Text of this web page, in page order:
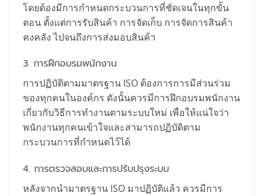
โดยต้องมีการกำหนดกระบวนการที่ชัดเจนในทุกขั้น
ตอน ตั้งแต่การรับสินค้า การจัดเก็บ การจัดการสินค้า
คงคลัง ไปจนถึงการส่งมอบสินค้า
3. การฝึกอบรมพนักงาน
การปฏิบัติตามมาตรฐาน ISO ต้องการการมีส่วนร่วม
ของทุกคนในองค์กร ดังนั้นควรมีการฝึกอบรมพนักงาน
เกี่ยวกับวิธีการทำงานตามระบบใหม่ เพื่อให้แน่ใจว่า
พนักงานทุกคนเข้าใจและสามารถปฏิบัติตาม
กระบวนการที่กำหนดไว้ได้
4. การตรวจสอบและการปรับปรุงระบบ
หลังจากนำมาตรฐาน ISO มาปฏิบัติแล้ว ควรมีการ